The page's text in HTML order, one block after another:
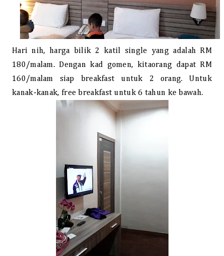
Hari nih, harga bilik 2 katil single yang adalah RM
180/malam. Dengan kad gomen, kitaorang dapat RM
160/malam siap breakfast untuk 2 orang. Untuk
kanak-kanak, free breakfast untuk 6 tahun ke bawah.